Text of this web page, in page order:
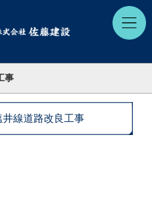
事
線道路改良工事